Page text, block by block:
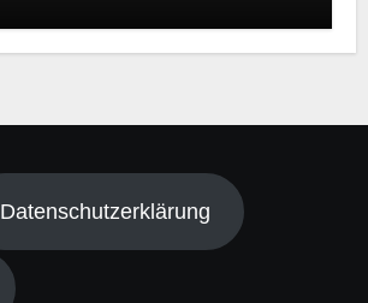
Datenschutzerklärung